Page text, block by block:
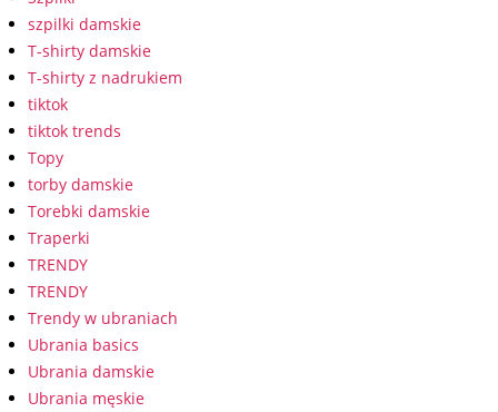
szpilki damskie
T-shirty damskie
T-shirty z nadrukiem
tiktok
tiktok trends
Topy
torby damskie
Torebki damskie
Traperki
TRENDY
TRENDY
Trendy w ubraniach
Ubrania basics
Ubrania damskie
Ubrania męskie